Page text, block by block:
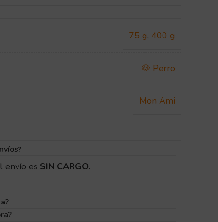
75 g, 400 g
🐶 Perro
Mon Ami
envío es SIN CARGO.